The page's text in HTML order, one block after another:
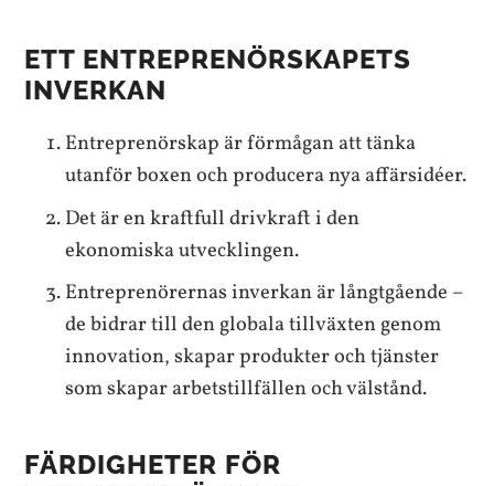
ETT ENTREPRENÖRSKAPETS
INVERKAN
Entreprenörskap är förmågan att tänka
utanför boxen och producera nya affärsidéer.
Det är en kraftfull drivkraft i den
ekonomiska utvecklingen.
Entreprenörernas inverkan är långtgående –
de bidrar till den globala tillväxten genom
innovation, skapar produkter och tjänster
som skapar arbetstillfällen och välstånd.
FÄRDIGHETER FÖR